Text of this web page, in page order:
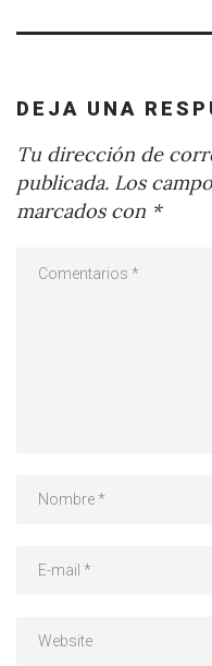
DEJA UNA
Tu dirección de
publicada. Los
marcados con *